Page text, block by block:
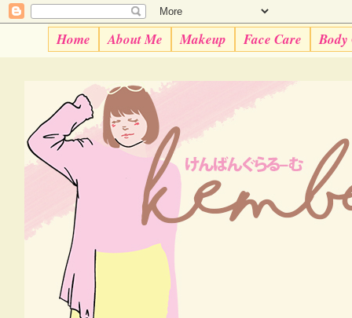
Home About Me Makeup Face Care Body